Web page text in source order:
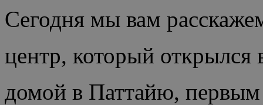
Сегодня мы вам
центр, который открылся
домой в Паттайю,